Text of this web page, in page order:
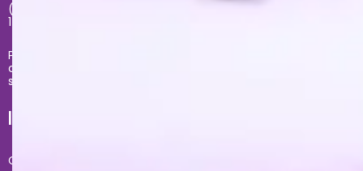
(11) 2681-4020 - Segunda à sexta das 09h até às
17h
Problemas com sua compra no site, entre em
contato com
sacecommerce@zonacriativa.com.br
INSTITUCIONAL E AJUDA
Conheça a gente